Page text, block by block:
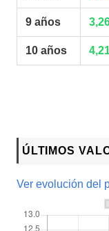
9 años
10 años
ÚLTIMOS
Ver evolución del